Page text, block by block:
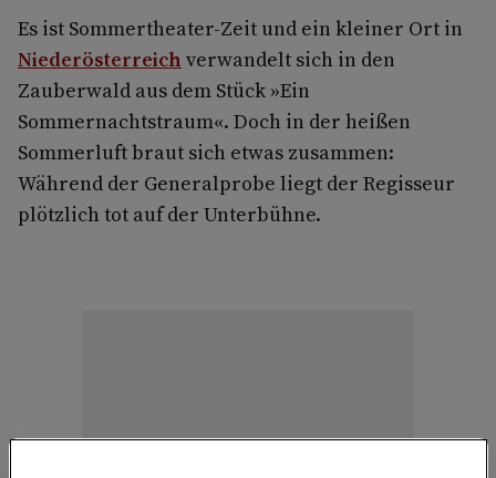
Es ist Sommertheater-Zeit und ein kleiner Ort in
Niederösterreich verwandelt sich in den
Zauberwald aus dem Stück »Ein
Sommernachtstraum«. Doch in der heißen
Sommerluft braut sich etwas zusammen:
Während der Generalprobe liegt der Regisseur
plötzlich tot auf der Unterbühne.
Anzeige